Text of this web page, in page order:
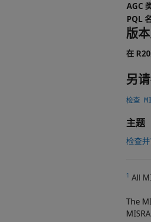
AGC
PQL
版
在
另
检查
主题
检查
1 All
The